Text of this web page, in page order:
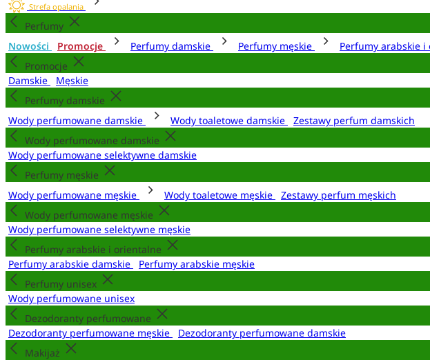
Strefa opalania
Perfumy
Nowości
Promocje Perfumy damskie Perfumy męskie Perfumy arabskie
Promocje
Damskie
Męskie
Perfumy damskie
Wody perfumowane damskie
Wody toaletowe damskie
Zestawy perfum damskich
Wody perfumowane damskie
Wody perfumowane selektywne damskie
Perfumy męskie
Wody perfumowane męskie
Wody toaletowe męskie
Zestawy perfum męskich
Wody perfumowane męskie
Wody perfumowane selektywne męskie
Perfumy arabskie i orientalne
Perfumy arabskie damskie
Perfumy arabskie męskie
Perfumy unisex
Wody perfumowane unisex
Dezodoranty perfumowane
Dezodoranty perfumowane męskie
Dezodoranty perfumowane damskie
Makijaż